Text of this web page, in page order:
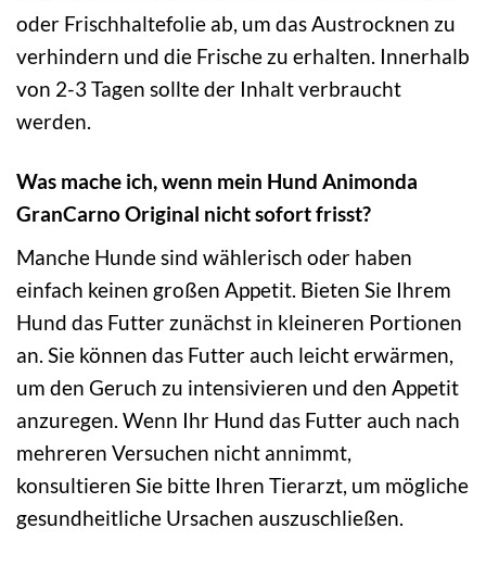
oder Frischhaltefolie ab, um das Austrocknen zu
verhindern und die Frische zu erhalten. Innerhalb
von 2-3 Tagen sollte der Inhalt verbraucht
werden.
Was mache ich, wenn mein Hund Animonda
GranCarno Original nicht sofort frisst?
Manche Hunde sind wählerisch oder haben
einfach keinen großen Appetit. Bieten Sie Ihrem
Hund das Futter zunächst in kleineren Portionen
an. Sie können das Futter auch leicht erwärmen,
um den Geruch zu intensivieren und den Appetit
anzuregen. Wenn Ihr Hund das Futter auch nach
mehreren Versuchen nicht annimmt,
konsultieren Sie bitte Ihren Tierarzt, um mögliche
gesundheitliche Ursachen auszuschließen.